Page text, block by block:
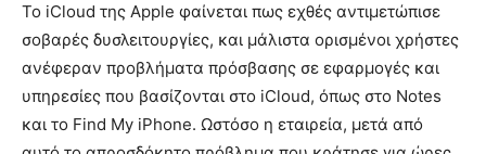
Το iCloud της Apple φαίνεται πως εχθές αντιμετώπισε
σοβαρές δυσλειτουργίες, και μάλιστα ορισμένοι χρήστες
ανέφεραν προβλήματα πρόσβασης σε εφαρμογές και
υπηρεσίες που βασίζονται στο iCloud, όπως στο Notes
και το Find My iPhone. Ωστόσο η εταιρεία, μετά από